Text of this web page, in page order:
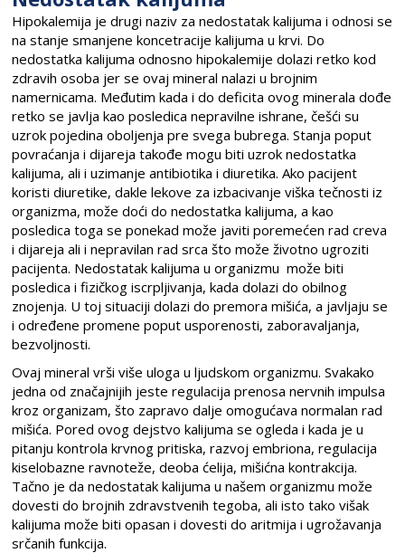
Hipokalemija je drugi naziv za nedostatak kalijuma i odnosi se
na stanje smanjene koncetracije kalijuma u krvi. Do
nedostatka kalijuma odnosno hipokalemije dolazi retko kod
zdravih osoba jer se ovaj mineral nalazi u brojnim
namernicama. Međutim kada i do deficita ovog minerala dođe
retko se javlja kao posledica nepravilne ishrane, češći su
uzrok pojedina oboljenja pre svega bubrega. Stanja poput
povraćanja i dijareja takođe mogu biti uzrok nedostatka
kalijuma, ali i uzimanje antibiotika i diuretika. Ako pacijent
koristi diuretike, dakle lekove za izbacivanje viška tečnosti iz
organizma, može doći do nedostatka kalijuma, a kao
posledica toga se ponekad može javiti poremećen rad creva
i dijareja ali i nepravilan rad srca što može životno ugroziti
pacijenta. Nedostatak kalijuma u organizmu može biti
posledica i fizičkog iscrpljivanja, kada dolazi do obilnog
znojenja. U toj situaciji dolazi do premora mišića, a javljaju se
i određene promene poput usporenosti, zaboravaljanja,
bezvoljnosti.
Ovaj mineral vrši više uloga u ljudskom organizmu. Svakako
jedna od značajnijih jeste regulacija prenosa nervnih impulsa
kroz organizam, što zapravo dalje omogućava normalan rad
mišića. Pored ovog dejstvo kalijuma se ogleda i kada je u
pitanju kontrola krvnog pritiska, razvoj embriona, regulacija
kiselobazne ravnoteže, deoba ćelija, mišićna kontrakcija.
Tačno je da nedostatak kalijuma u našem organizmu može
dovesti do brojnih zdravstvenih tegoba, ali isto tako višak
kalijuma može biti opasan i dovesti do aritmija i ugrožavanja
srčanih funkcija.